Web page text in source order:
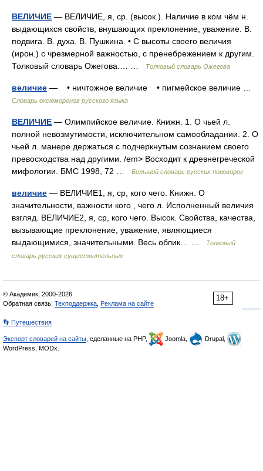
ВЕЛИЧИЕ — ВЕЛИЧИЕ, я, ср. (высок.). Наличие в ком чём н.
выдающихся свойств, внушающих преклонение, уважение. В.
подвига. В. духа. В. Пушкина. • С высоты своего величия
(ирон.) с чрезмерной важностью, с пренебрежением к другим.
Толковый словарь Ожегова.… …
Толковый словарь Ожегова
величие — • ничтожное величие • пигмейское величие …
Словарь оксюморонов русского языка
ВЕЛИЧИЕ — Олимпийское величие. Книжн. 1. О чьей л.
полной невозмутимости, исключительном самообладании. 2. О
чьей л. манере держаться с подчеркнутым сознанием своего
превосходства над другими. /em> Восходит к древнегреческой
мифологии. БМС 1998, 72 …
Большой словарь русских поговорок
величие — ВЕЛИЧИЕ1, я, ср, кого чего. Книжн. О
значительности, важности кого , чего л. Исполненный величия
взгляд. ВЕЛИЧИЕ2, я, cр, кого чего. Высок. Свойства, качества,
вызывающие преклонение, уважение, являющиеся
выдающимися, значительными. Весь облик… …
Толковый
словарь русских существительных
18+
© Академик, 2000-2026
Обратная связь: Техподдержка Реклама на сайте
👣 Путешествия
Экспорт словарей на сайты , сделанные на PHP, Joomla,
Drupal,
WordPress, MODx.